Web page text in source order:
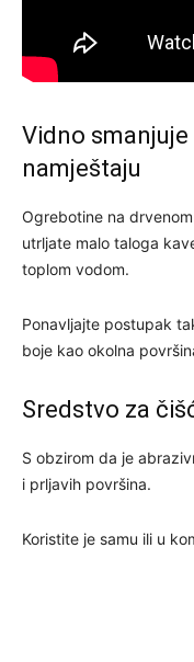
Vidno
namještaju
Ogrebotine na
utrljate malo taloga
toplom vodom.
Ponavljajte postupak
boje kao okolna
Sredstvo za
S obzirom da je
i prljavih površina.
Koristite je samu ili u